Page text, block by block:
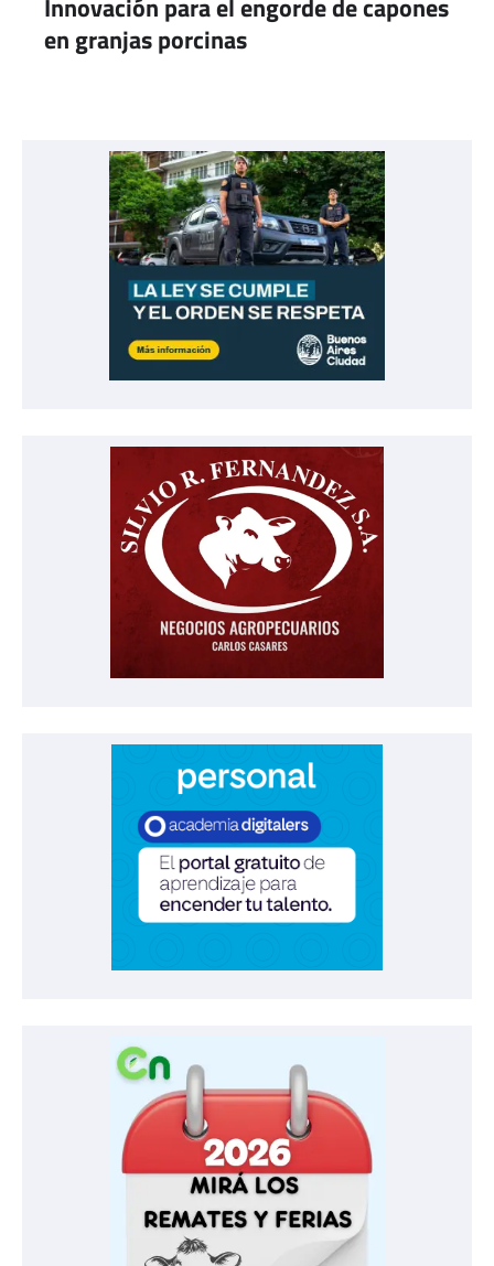
Innovación para el engorde de capones
en granjas porcinas